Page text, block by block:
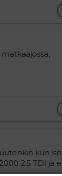
kun
2.5 TDI ja